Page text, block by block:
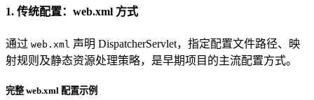
1. 传统配置：web.xml 方式
通过 web.xml 声明 DispatcherServlet，指定配置文件路径、映
射规则及静态资源处理策略，是早期项目的主流配置方式。
完整 web.xml 配置示例